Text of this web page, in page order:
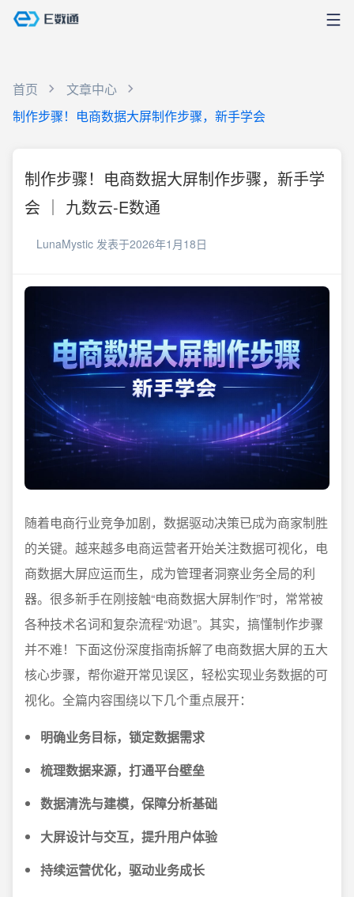
首页
文章中心
制作步骤！电商数据大屏制作步骤，新手学会
制作步骤！电商数据大屏制作步骤，新手学
会 ｜ 九数云-E数通
LunaMystic 发表于2026年1月18日
随着电商行业竞争加剧，数据驱动决策已成为商家制胜
的关键。越来越多电商运营者开始关注数据可视化，电
商数据大屏应运而生，成为管理者洞察业务全局的利
器。很多新手在刚接触“电商数据大屏制作”时，常常被
各种技术名词和复杂流程“劝退”。其实，搞懂制作步骤
并不难！下面这份深度指南拆解了电商数据大屏的五大
核心步骤，帮你避开常见误区，轻松实现业务数据的可
视化。全篇内容围绕以下几个重点展开：
明确业务目标，锁定数据需求
梳理数据来源，打通平台壁垒
数据清洗与建模，保障分析基础
大屏设计与交互，提升用户体验
持续运营优化，驱动业务成长